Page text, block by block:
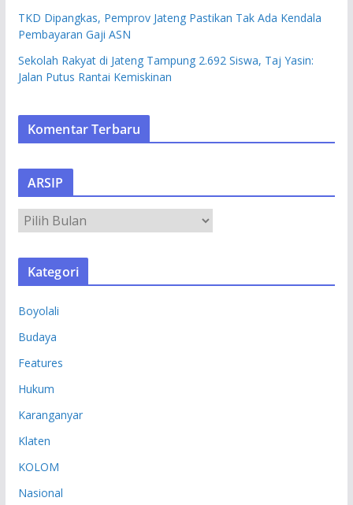
TKD Dipangkas, Pemprov Jateng Pastikan Tak Ada Kendala
Pembayaran Gaji ASN
Sekolah Rakyat di Jateng Tampung 2.692 Siswa, Taj Yasin:
Jalan Putus Rantai Kemiskinan
Komentar Terbaru
ARSIP
R
S
Kategori
Boyolali
Budaya
Features
Hukum
Karanganyar
Klaten
KOLOM
Nasional